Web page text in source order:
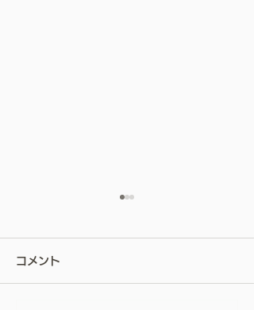
が屋根カバー工法を勧め
る理由ー
コメント